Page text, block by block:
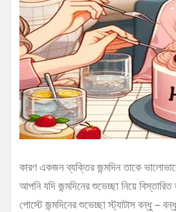
কারণ একজন ব্যক্তির জন্মদিন তাকে
আপনি যদি জন্মদিনের শুভেচ্ছা নিয়ে
পোস্টে জন্মদিনের শুভেচ্ছা স্ট্যাটাস বন্ধু –